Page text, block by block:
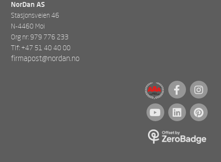
NorDan AS
Stasjonsveien 46
N-4460 Moi
Org nr: 979 776 233
Tlf: +47 51 40 40 00
firmapost@nordan.no